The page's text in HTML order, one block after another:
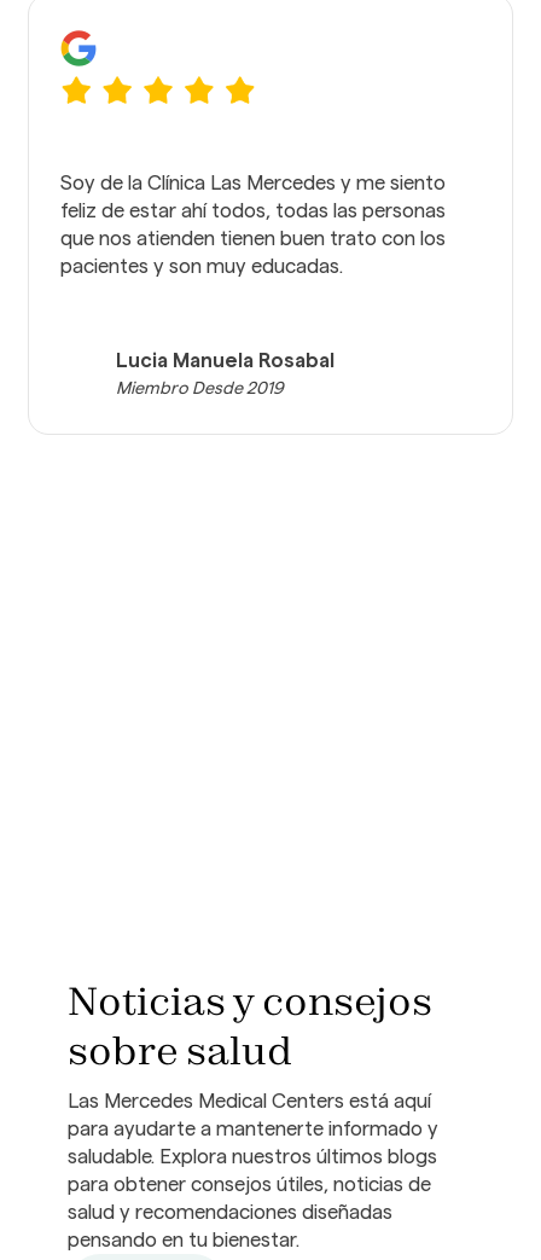
Soy de la Clínica Las Mercedes y me siento
feliz de estar ahí todos, todas las personas
que nos atienden tienen buen trato con los
pacientes y son muy educadas.
Lucia Manuela Rosabal
Miembro Desde 2019
Noticias y consejos
sobre salud
Las Mercedes Medical Centers está aquí
para ayudarte a mantenerte informado y
saludable. Explora nuestros últimos blogs
para obtener consejos útiles, noticias de
salud y recomendaciones diseñadas
pensando en tu bienestar.